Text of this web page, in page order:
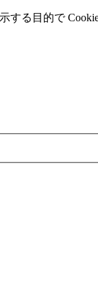
する⽬的で